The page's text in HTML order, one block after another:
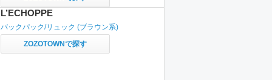
L’ECHOPPE
バックパック/リュック (ブラウン系)
ZOZOTOWNで探す